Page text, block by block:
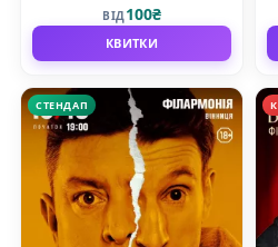
ВІД100₴
КВИТКИ
СТЕНДАП